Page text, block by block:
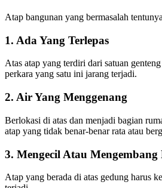
Atap bangunan yang bermasalah
1. Ada Yang Terlepas
Atas atap yang terdiri dari satuan
perkara yang satu ini jarang terjadi.
2. Air Yang Menggenang
Berlokasi di atas dan menjadi bagian
atap yang tidak benar-benar rata atau
3. Mengecil Atau
Atap yang berada di atas gedung harus